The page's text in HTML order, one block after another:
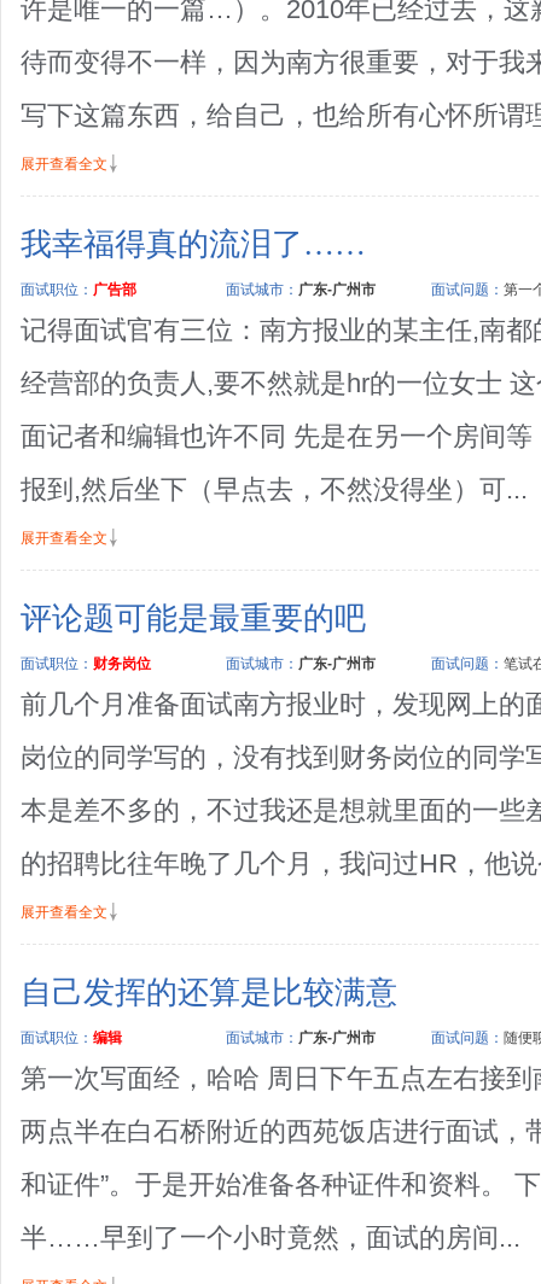
许是唯一的一篇…）。2010年已经过去，这
待而变得不一样，因为南方很重要，对于我
写下这篇东西，给自己，也给所有心怀所谓
展开查看全文
我幸福得真的流泪了……
面试职位： 广告部 面试城市： 广东-广州市 面试问题： 第一
记得面试官有三位：南方报业的某主任,南
经营部的负责人,要不然就是hr的一位女士
面记者和编辑也许不同 先是在另一个房间
报到,然后坐下（早点去，不然没得坐）可...
展开查看全文
评论题可能是最重要的吧
面试职位： 财务岗位 面试城市： 广东-广州市 面试问题： 笔试
前几个月准备面试南方报业时，发现网上的
岗位的同学写的，没有找到财务岗位的同学
本是差不多的，不过我还是想就里面的一些
的招聘比往年晚了几个月，我问过HR，他
展开查看全文
自己发挥的还算是比较满意
面试职位： 编辑 面试城市： 广东-广州市 面试问题： 随便
第一次写面经，哈哈 周日下午五点左右接
两点半在白石桥附近的西苑饭店进行面试，
和证件”。于是开始准备各种证件和资料。
半……早到了一个小时竟然，面试的房间...